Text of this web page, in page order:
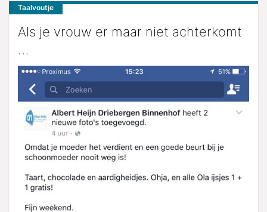
Taalvoutje
Als je vrouw er maar niet achterkomt
…